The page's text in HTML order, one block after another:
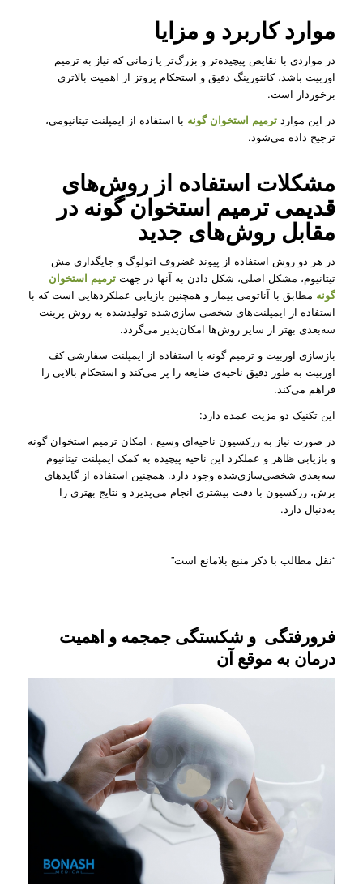
موارد کاربرد و مزایا
در مواردی با نقایص پیچیده‌تر و بزرگ‌تر یا زمانی که نیاز به ترمیم
اوربیت باشد، کانتورینگ دقیق و استحکام پروتز از اهمیت بالاتری
برخوردار است.
در این موارد ترمیم استخوان گونه با استفاده از ایمپلنت تیتانیومی،
ترجیح داده می‌شود.
مشکلات استفاده از روش‌های
قدیمی ترمیم استخوان گونه در
مقابل روش‌های جدید
در هر دو روش استفاده از پیوند غضروف اتولوگ و جایگذاری مش
تیتانیوم، مشکل اصلی، شکل دادن به آنها در جهت ترمیم استخوان
گونه مطابق با آناتومی بیمار و همچنین بازیابی عملکردهایی است که با
استفاده از ایمپلنت‌های شخصی سازی‌شده تولید‌شده به روش پرینت
سه‌بعدی بهتر از سایر روش‌ها امکان‌پذیر می‌گردد.
بازسازی اوربیت و ترمیم گونه با استفاده از ایمپلنت سفارشی کف
اوربیت به طور دقیق ناحیه‌ی ضایعه را پر می‌کند و استحکام بالایی را
فراهم می‌کند.
این تکنیک دو مزیت عمده دارد:
در صورت نیاز به رزکسیون ناحیه‌ای‌ وسیع ، امکان ترمیم استخوان گونه
و بازیابی ظاهر و عملکرد این ناحیه پیچیده به کمک ایمپلنت تیتانیوم
سه‌بعدی شخصی‌سازی‌شده وجود دارد. همچنین استفاده از گایدهای
برش، رزکسیون با دقت بیشتری انجام می‌پذیرد و نتایج بهتری را
به‌دنبال دارد.
“نقل مطالب با ذکر منبع بلامانع است”
فرورفتگی و شکستگی جمجمه و اهمیت
درمان به موقع آن